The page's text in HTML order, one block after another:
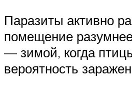
Паразиты активно
помещение
— зимой, когда
вероятность